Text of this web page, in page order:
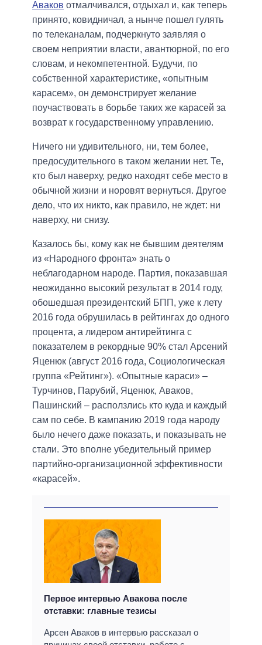
Аваков отмалчивался, отдыхал и, как теперь
принято, ковидничал, а нынче пошел гулять
по телеканалам, подчеркнуто заявляя о
своем неприятии власти, авантюрной, по его
словам, и некомпетентной. Будучи, по
собственной характеристике, «опытным
карасем», он демонстрирует желание
поучаствовать в борьбе таких же карасей за
возврат к государственному управлению.
Ничего ни удивительного, ни, тем более,
предосудительного в таком желании нет. Те,
кто был наверху, редко находят себе место в
обычной жизни и норовят вернуться. Другое
дело, что их никто, как правило, не ждет: ни
наверху, ни снизу.
Казалось бы, кому как не бывшим деятелям
из «Народного фронта» знать о
неблагодарном народе. Партия, показавшая
неожиданно высокий результат в 2014 году,
обошедшая президентский БПП, уже к лету
2016 года обрушилась в рейтингах до одного
процента, а лидером антирейтинга с
показателем в рекордные 90% стал Арсений
Яценюк (август 2016 года, Социологическая
группа «Рейтинг»). «Опытные караси» –
Турчинов, Парубий, Яценюк, Аваков,
Пашинский – расползлись кто куда и каждый
сам по себе. В кампанию 2019 года народу
было нечего даже показать, и показывать не
стали. Это вполне убедительный пример
партийно-организационной эффективности
«карасей».
Первое интервью Авакова после
отставки: главные тезисы
Арсен Аваков в интервью рассказал о